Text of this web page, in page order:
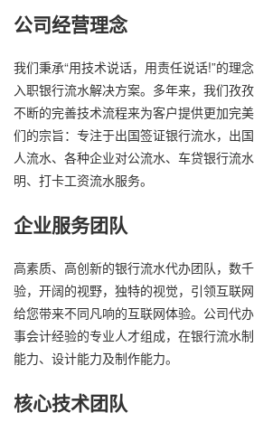
公司经营理念
我们秉承“用技术说话，用责任说话!”的理
入职银行流水解决方案。多年来，我们孜
不断的完善技术流程来为客户提供更加完
们的宗旨：专注于出国签证银行流水，出
人流水、各种企业对公流水、车贷银行流
明、打卡工资流水服务。
企业服务团队
高素质、高创新的银行流水代办团队，数
验，开阔的视野，独特的视觉，引领互联
给您带来不同凡响的互联网体验。公司代
事会计经验的专业人才组成，在银行流水
能力、设计能力及制作能力。
核心技术团队